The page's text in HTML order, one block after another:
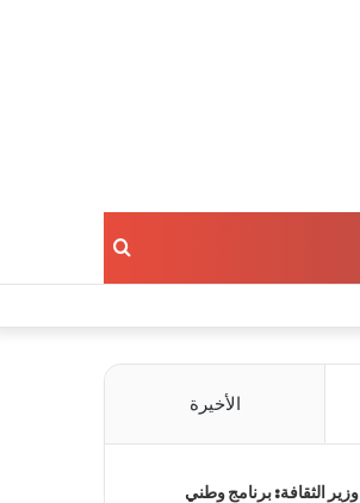
بحث
الأخيرة
وزير الثقافة: برنامج وطني